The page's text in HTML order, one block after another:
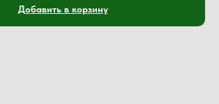
Добавить в корзину